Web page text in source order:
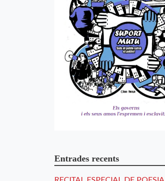
Entrades recents